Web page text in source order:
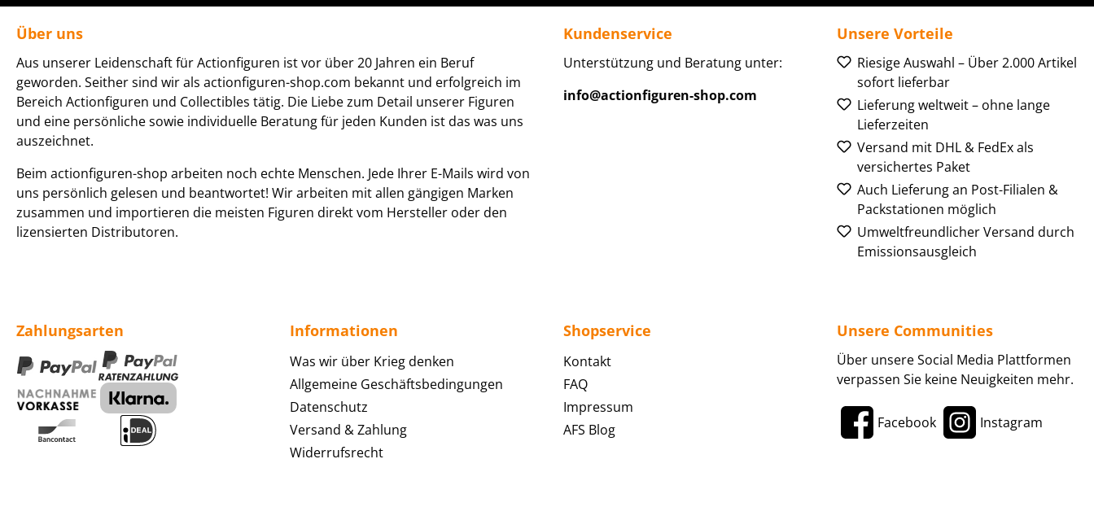
Über uns
Aus unserer Leidenschaft für Actionfiguren ist vor über 20 Jahren ein Beruf
geworden. Seither sind wir als actionfiguren-shop.com bekannt und erfolgreich im
Bereich Actionfiguren und Collectibles tätig. Die Liebe zum Detail unserer Figuren
und eine persönliche sowie individuelle Beratung für jeden Kunden ist das was uns
auszeichnet.
Beim actionfiguren-shop arbeiten noch echte Menschen. Jede Ihrer E-Mails wird von
uns persönlich gelesen und beantwortet! Wir arbeiten mit allen gängigen Marken
zusammen und importieren die meisten Figuren direkt vom Hersteller oder den
lizensierten Distributoren.
Kundenservice
Unterstützung und Beratung unter:
info@actionfiguren-shop.com
Unsere Vorteile
Riesige Auswahl – Über 2.000 Artikel
sofort lieferbar
Lieferung weltweit – ohne lange
Lieferzeiten
Versand mit DHL & FedEx als
versichertes Paket
Auch Lieferung an Post-Filialen &
Packstationen möglich
Umweltfreundlicher Versand durch
Emissionsausgleich
Zahlungsarten Informationen
Was wir über Krieg denken
Allgemeine Geschäftsbedingungen
Datenschutz
Versand & Zahlung
Widerrufsrecht
Shopservice
Kontakt
FAQ
Impressum
AFS Blog
Unsere Communities
Über unsere Social Media Plattformen
verpassen Sie keine Neuigkeiten mehr.
Facebook Instagram